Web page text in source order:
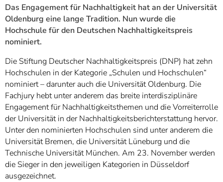
Das Engagement für Nachhaltigkeit hat an der Universität
Oldenburg eine lange Tradition. Nun wurde die
Hochschule für den Deutschen Nachhaltigkeitspreis
nominiert.
Die Stiftung Deutscher Nachhaltigkeitspreis (DNP) hat zehn
Hochschulen in der Kategorie „Schulen und Hochschulen“
nominiert – darunter auch die Universität Oldenburg. Die
Fachjury hebt unter anderem das breite interdisziplinäre
Engagement für Nachhaltigkeitsthemen und die Vorreiterrolle
der Universität in der Nachhaltigkeitsberichterstattung hervor.
Unter den nominierten Hochschulen sind unter anderem die
Universität Bremen, die Universität Lüneburg und die
Technische Universität München. Am 23. November werden
die Sieger in den jeweiligen Kategorien in Düsseldorf
ausgezeichnet.